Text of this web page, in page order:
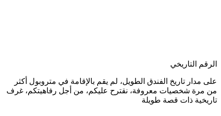
الرقم التاريخي
على مدار تاريخ الفندق الطويل، لم يقم بالإقامة في متروبول أكثر
من مرة شخصيات معروفة، نقترح عليكم، من أجل رفاهيتكم، غرف
تاريخية ذات قصة طويلة